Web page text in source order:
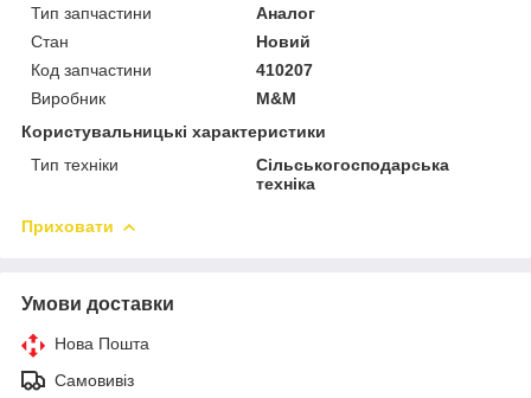
Тип запчастини
Аналог
Стан
Новий
Код запчастини
410207
Виробник
M&M
Користувальницькі характеристики
Тип техніки
Сільськогосподарська
техніка
Приховати
Умови доставки
Нова Пошта
Самовивіз